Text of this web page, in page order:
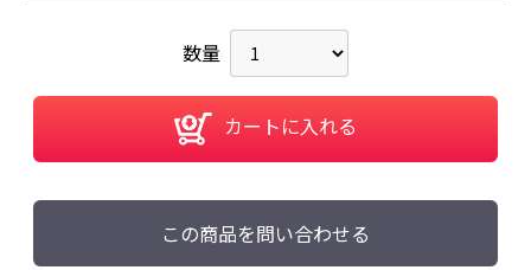
数量
カートに入れる
この商品を問い合わせる